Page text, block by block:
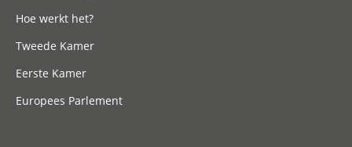
Hoe werkt het?
Tweede Kamer
Eerste Kamer
Europees Parlement